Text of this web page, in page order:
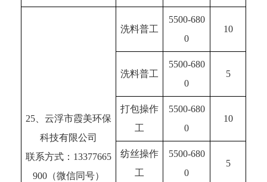
25、云浮市霞美环保
科技有限公司
联系方式：13377665
900（微信同号）
洗料普工
5500-680
0
10
洗料普工
5500-680
0
5
打包操作
工
5500-680
0
10
纺丝操作
工
5500-680
0
5